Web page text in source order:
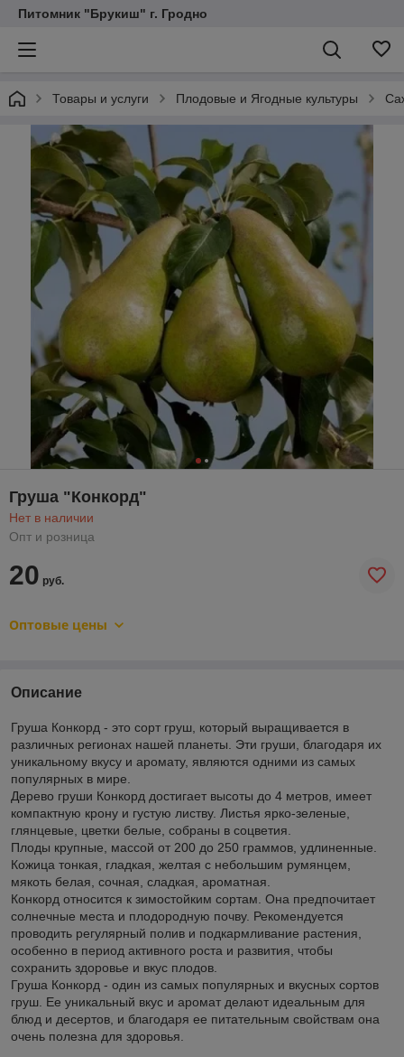
Питомник "Брукиш" г. Гродно
Товары и услуги Плодовые и Ягодные культуры
Груша "Конкорд"
Нет в наличии
Опт и розница
20 руб.
Оптовые цены
Описание
Груша Конкорд - это сорт груш, который выращивается в
различных регионах нашей планеты. Эти груши, благодаря их
уникальному вкусу и аромату, являются одними из самых
популярных в мире.
Дерево груши Конкорд достигает высоты до 4 метров, имеет
компактную крону и густую листву. Листья ярко-зеленые,
глянцевые, цветки белые, собраны в соцветия.
Плоды крупные, массой от 200 до 250 граммов, удлиненные.
Кожица тонкая, гладкая, желтая с небольшим румянцем,
мякоть белая, сочная, сладкая, ароматная.
Конкорд относится к зимостойким сортам. Она предпочитает
солнечные места и плодородную почву. Рекомендуется
проводить регулярный полив и подкармливание растения,
особенно в период активного роста и развития, чтобы
сохранить здоровье и вкус плодов.
Груша Конкорд - один из самых популярных и вкусных сортов
груш. Ее уникальный вкус и аромат делают идеальным для
блюд и десертов, и благодаря ее питательным свойствам она
очень полезна для здоровья.